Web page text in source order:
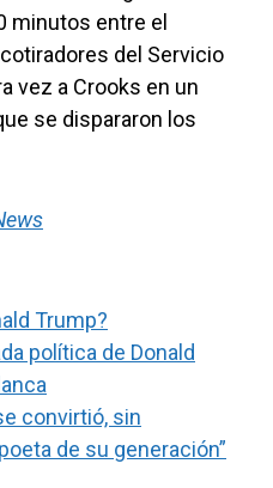
minutos entre el
del Servicio
vez a Crooks en un
se dispararon los
Trump?
política de Donald
convirtió, sin
de su generación”